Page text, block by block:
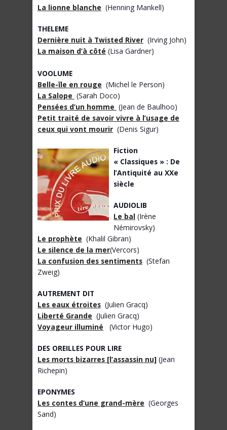
La lionne blanche (Henning Mankell)
THELEME
Dernière nuit à Twisted River (Irving John)
La maison d’à côté (Lisa Gardner)
VOOLUME
Belle-île en rouge (Michel le Person)
La Salope (Sarah Doco)
Pensées d’un homme (Jean de Baulhoo)
Petit traité de savoir vivre à l’usage de
ceux qui vont mourir (Denis Sigur)
Fiction
« Classiques » : De
l’Antiquité au XXe
siècle
AUDIOLIB
Le bal (Irène
Némirovsky)
Le prophète (Khalil Gibran)
Le silence de la mer(Vercors)
La confusion des sentiments (Stefan
Zweig)
AUTREMENT DIT
Les eaux étroites (Julien Gracq)
Liberté Grande (Julien Gracq)
Voyageur illuminé (Victor Hugo)
DES OREILLES POUR LIRE
Les morts bizarres [l’assassin nu] (Jean
Richepin)
EPONYMES
Les contes d’une grand-mère (Georges
Sand)